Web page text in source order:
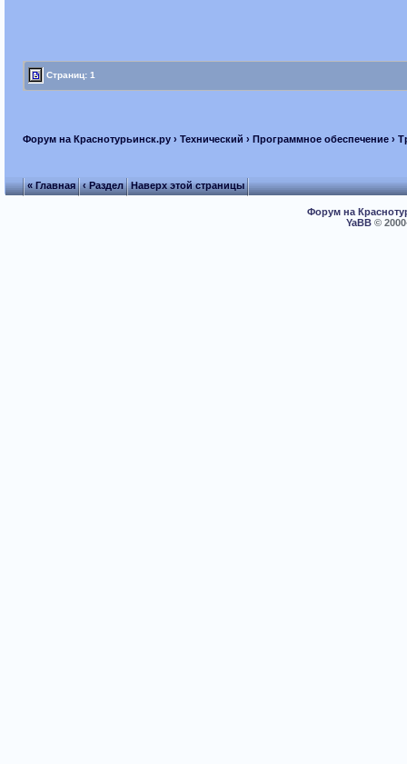
Страниц: 1
Форум на Краснотурьинск.ру› Технический › Программное обеспечение›
« Главная ‹ Раздел Наверх этой страницы
Форум на
YaBB©